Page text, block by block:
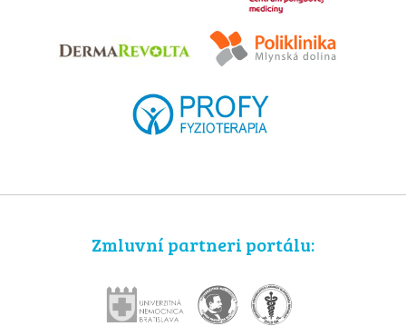
Zmluvní partneri portálu: